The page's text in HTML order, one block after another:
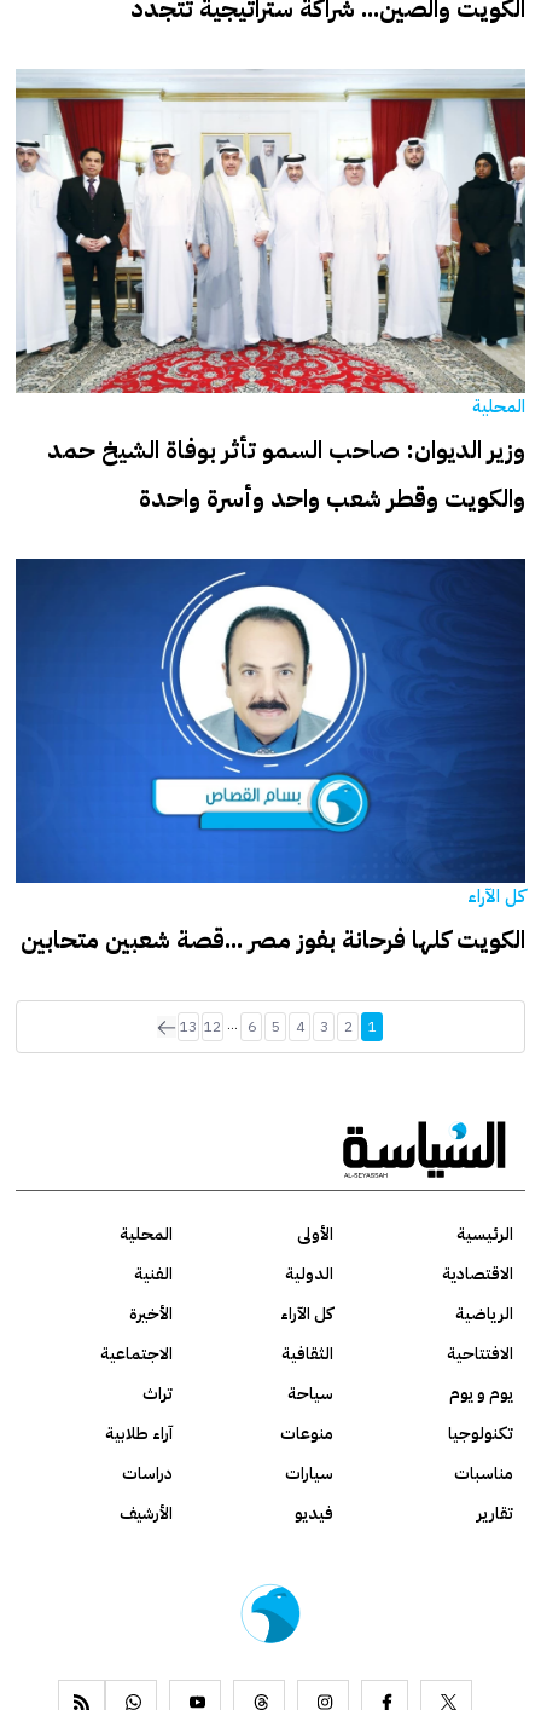
الكويت والصين... شراكة ستراتيجية تتجدد
المحلية
وزير الديوان: صاحب السمو تأثر بوفاة الشيخ حمد
والكويت وقطر شعب واحد وأسرة واحدة
كل الآراء
الكويت كلها فرحانة بفوز مصر ...قصة شعبين متحابين
1
2
3
4
5
6
...
12
13
الرئيسية الأولى
المحلية
الاقتصادية
الدولية
الفنية
الرياضية
كل الآراء
الأخيرة
الافتتاحية
الثقافية
الاجتماعية
يوم و يوم
سياحة
تراث
تكنولوجيا
منوعات
آراء طلابية
مناسبات
سيارات
دراسات
تقارير
فيديو الأرشيف